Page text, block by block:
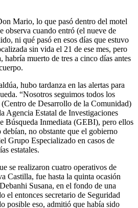
Mario, lo que pasó dentro del motel
observa cuando entró (el nueve de
ni qué pasó en esos días que estuvo
sin vida el 21 de ese mes, pero
habría muerto de tres a cinco días antes
hubo tardanza en las alertas para
“Nosotros seguimos todos los
de Desarrollo de la Comunidad)
Agencia Estatal de Investigaciones
Búsqueda Inmediata (GEBI), pero ellos
no obstante que el gobierno
Grupo Especializado en casos de
estatales.
se realizaron cuatro operativos de
Castilla, fue hasta la quinta ocasión
Susana, en el fondo de una
el entonces secretario de Seguridad
posible eso, admitió que había sido